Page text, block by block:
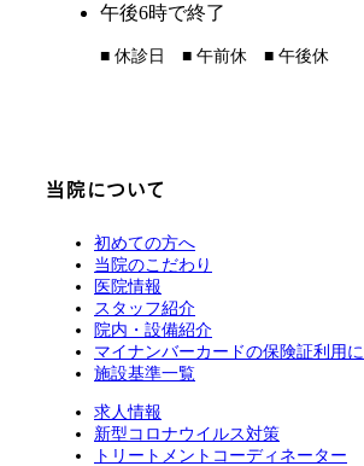
午後6時で終了
■ 休診日 ■ 午前休 ■ 午後休
当院について
初めての方へ
当院のこだわり
医院情報
スタッフ紹介
院内・設備紹介
マイナンバーカードの保険証利用
施設基準一覧
求人情報
新型コロナウイルス対策
トリートメントコーディネーター